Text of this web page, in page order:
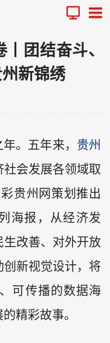
团结奋斗、
新锦绣
。五年来， 贵州
会发展各领域取
贵州网策划推出
海报，从经济发
改善、对外开放
新视觉设计，将
可传播的数据海
精彩故事。